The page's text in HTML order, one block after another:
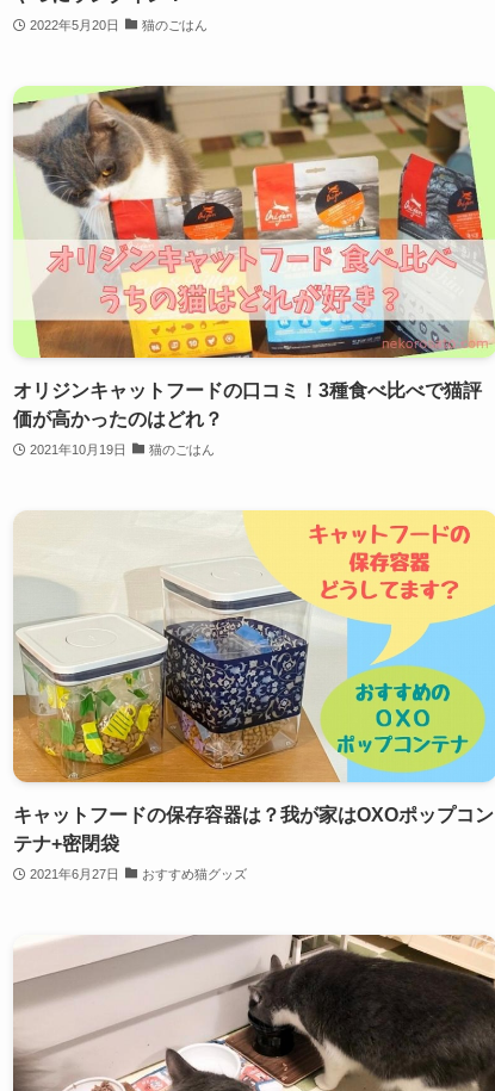
2022年5月20日 猫のごはん
オリジンキャットフードの口コミ！3種食べ比べで猫評
価が高かったのはどれ？
2021年10月19日 猫のごはん
キャットフードの保存容器は？我が家はOXOポップコン
テナ+密閉袋
2021年6月27日 おすすめ猫グッズ